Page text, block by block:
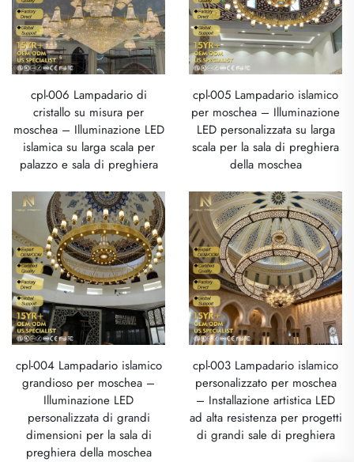
cpl-006 Lampadario di
cristallo su misura per
moschea – Illuminazione LED
islamica su larga scala per
palazzo e sala di preghiera
cpl-005 Lampadario islamico
per moschea – Illuminazione
LED personalizzata su larga
scala per la sala di preghiera
della moschea
cpl-004 Lampadario islamico
grandioso per moschea –
Illuminazione LED
personalizzata di grandi
dimensioni per la sala di
preghiera della moschea
cpl-003 Lampadario islamico
personalizzato per moschea
– Installazione artistica LED
ad alta resistenza per progetti
di grandi sale di preghiera